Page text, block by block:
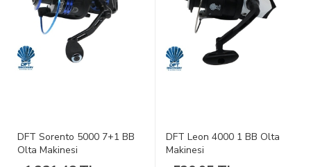
DFT Sorento 5000 7+1 BB
Olta Makinesi
DFT Leon 4000 1 BB Olta
Makinesi